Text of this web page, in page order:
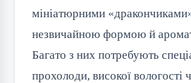
мініатюрними
незвичайною формою й
Багато з них потребують
прохолоди, високої вологості